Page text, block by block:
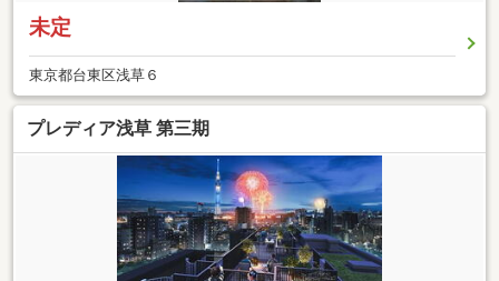
未定
東京都台東区浅草６
プレディア浅草 第三期